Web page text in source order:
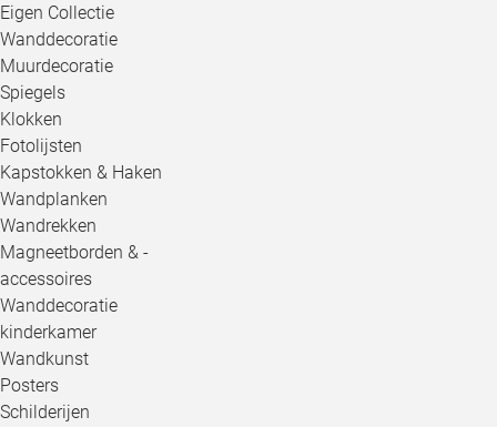
Eigen Collectie
Wanddecoratie
Muurdecoratie
Spiegels
Klokken
Fotolijsten
Kapstokken & Haken
Wandplanken
Wandrekken
Magneetborden & -
accessoires
Wanddecoratie
kinderkamer
Wandkunst
Posters
Schilderijen